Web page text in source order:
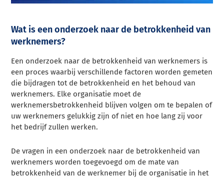
Wat is een onderzoek naar de betrokkenheid van
werknemers?
Een onderzoek naar de betrokkenheid van werknemers is
een proces waarbij verschillende factoren worden gemeten
die bijdragen tot de betrokkenheid en het behoud van
werknemers. Elke organisatie moet de
werknemersbetrokkenheid blijven volgen om te bepalen of
uw werknemers gelukkig zijn of niet en hoe lang zij voor
het bedrijf zullen werken.
De vragen in een onderzoek naar de betrokkenheid van
werknemers worden toegevoegd om de mate van
betrokkenheid van de werknemer bij de organisatie in het